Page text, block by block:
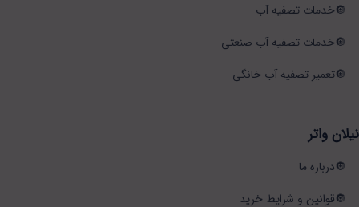
خدمات تصفیه آب
خدمات تصفیه آب صنعتی
تعمیر تصفیه آب خانگی
نیلان واتر
درباره ما
قوانین و شرایط خرید